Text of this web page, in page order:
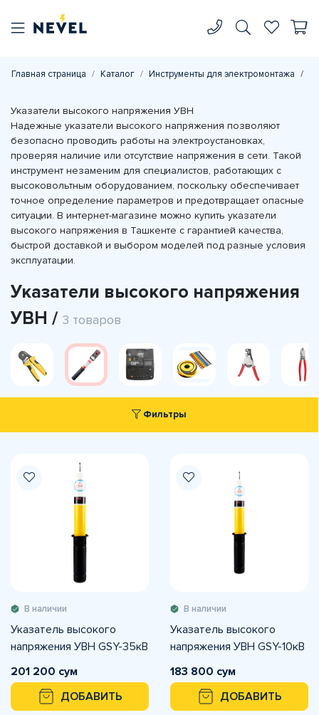
Главная страница Каталог Инструменты для электромонтажа
Указатели высокого напряжения УВН
Надежные указатели высокого напряжения позволяют
безопасно проводить работы на электроустановках,
проверяя наличие или отсутствие напряжения в сети. Такой
инструмент незаменим для специалистов, работающих с
высоковольтным оборудованием, поскольку обеспечивает
точное определение параметров и предотвращает опасные
ситуации. В интернет-магазине можно купить указатели
высокого напряжения в Ташкенте с гарантией качества,
быстрой доставкой и выбором моделей под разные условия
эксплуатации.
Указатели высокого напряжения
УВН / 3 товаров
Фильтры
В наличии
Указатель высокого
напряжения УВН GSY-35кВ
201 200 сум
ДОБАВИТЬ
В наличии
Указатель высокого
напряжения УВН GSY-10кВ
183 800 сум
ДОБАВИТЬ